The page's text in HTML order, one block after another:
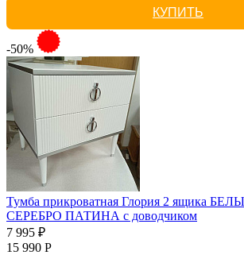
КУПИТЬ
-50%
Тумба прикроватная Глория 2 ящика
СЕРЕБРО ПАТИНА с доводчиком
7 995 ₽
15 990 Р